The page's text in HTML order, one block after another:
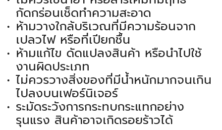
กัดกร่อนเช็ดทำความสะอาด
ห้ามวางใกล้บริเวณที่มีความร้อนจาก
เปลวไฟ หรือที่เปียกชื้น
ห้ามแก้ไข ดัดแปลงสินค้า หรือนำไปใช้
งานผิดประเภท
ไม่ควรวางสิ่งของที่มีน้ำหนักมากจนเกิน
ไปลงบนเฟอร์นิเจอร์
ระมัดระวังการกระทบกระแทกอย่าง
รุนแรง สินค้าอาจเกิดรอยร้าวได้